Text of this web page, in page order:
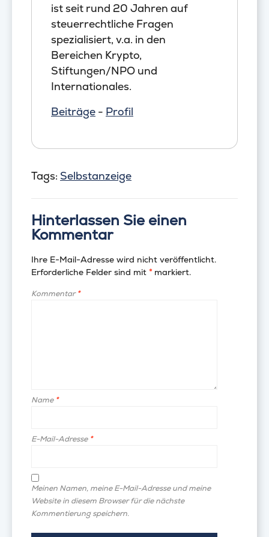
ist seit rund 20 Jahren auf
steuerrechtliche Fragen
spezialisiert, v.a. in den
Bereichen Krypto,
Stiftungen/NPO und
Internationales.
Beiträge - Profil
Tags: Selbstanzeige
Hinterlassen Sie einen
Kommentar
Ihre E-Mail-Adresse wird nicht veröffentlicht.
Erforderliche Felder sind mit *markiert.
Kommentar*
Name *
E-Mail-Adresse *
Meinen Namen, meine E-Mail-Adresse und meine
Website in diesem Browser für die nächste
Kommentierung speichern.